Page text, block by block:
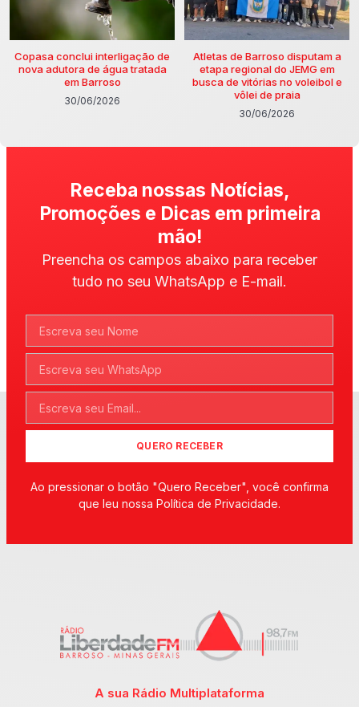
Copasa conclui interligação de
nova adutora de água tratada
em Barroso
30/06/2026
Atletas de Barroso disputam a
etapa regional do JEMG em
busca de vitórias no voleibol e
vôlei de praia
30/06/2026
Receba nossas Notícias,
Promoções e Dicas em primeira
mão!
Preencha os campos abaixo para receber
tudo no seu WhatsApp e E-mail.
QUERO RECEBER
Ao pressionar o botão "Quero Receber", você confirma
que leu nossa Política de Privacidade.
A sua Rádio Multiplataforma